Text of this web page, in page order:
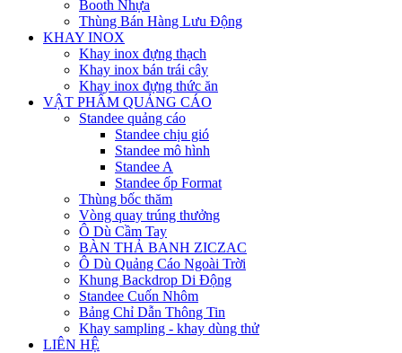
Booth Nhựa
Thùng Bán Hàng Lưu Động
KHAY INOX
Khay inox đựng thạch
Khay inox bán trái cây
Khay inox đựng thức ăn
VẬT PHẨM QUẢNG CÁO
Standee quảng cáo
Standee chịu gió
Standee mô hình
Standee A
Standee ốp Format
Thùng bốc thăm
Vòng quay trúng thưởng
Ô Dù Cầm Tay
BÀN THẢ BANH ZICZAC
Ô Dù Quảng Cáo Ngoài Trời
Khung Backdrop Di Động
Standee Cuốn Nhôm
Bảng Chỉ Dẫn Thông Tin
Khay sampling - khay dùng thử
LIÊN HỆ